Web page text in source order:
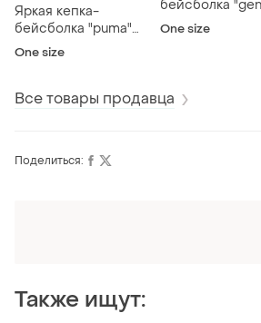
Яркая кепка-
бейсболка "puma"
новая!
One size
бейсболка
seahawks" the
One size
Все товары продавца
Поделиться:
Также ищут: